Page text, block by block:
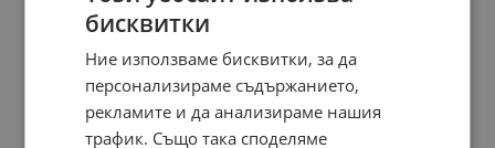
бисквитки
Ние използваме бисквитки, за да
персонализираме съдържанието,
рекламите и да анализираме нашия
трафик. Също така споделяме